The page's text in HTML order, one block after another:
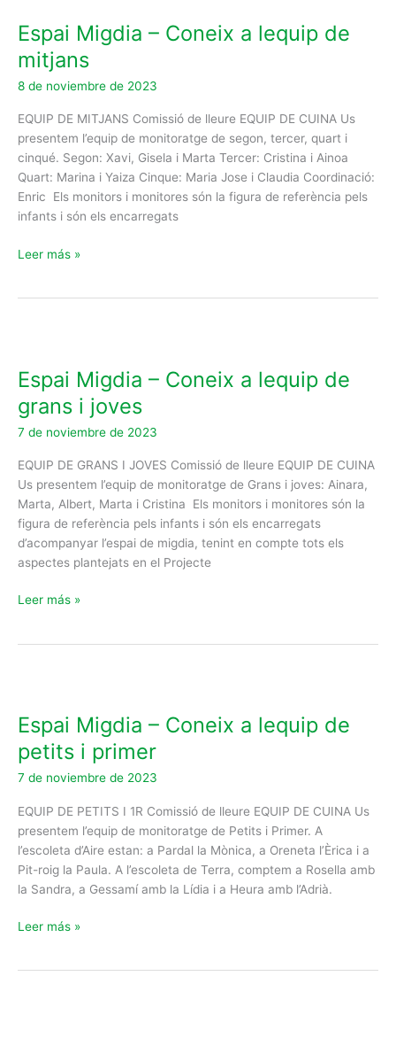
Espai Migdia – Coneix a lequip de
mitjans
8 de noviembre de 2023
EQUIP DE MITJANS Comissió de lleure EQUIP DE CUINA Us
presentem l’equip de monitoratge de segon, tercer, quart i
cinqué. Segon: Xavi, Gisela i Marta Tercer: Cristina i Ainoa
Quart: Marina i Yaiza Cinque: Maria Jose i Claudia Coordinació:
Enric Els monitors i monitores són la figura de referència pels
infants i són els encarregats
–
Coneix
a
lequip
mitjans
Leer más »
Espai Migdia – Coneix a lequip de
grans i joves
7 de noviembre de 2023
EQUIP DE GRANS I JOVES Comissió de lleure EQUIP DE CUINA
Us presentem l’equip de monitoratge de Grans i joves: Ainara,
Marta, Albert, Marta i Cristina Els monitors i monitores són la
figura de referència pels infants i són els encarregats
d’acompanyar l’espai de migdia, tenint en compte tots els
aspectes plantejats en el Projecte
–
Coneix
a
lequip
grans
joves
Leer más »
Espai Migdia – Coneix a lequip de
petits i primer
7 de noviembre de 2023
EQUIP DE PETITS I 1R Comissió de lleure EQUIP DE CUINA Us
presentem l’equip de monitoratge de Petits i Primer. A
l’escoleta d’Aire estan: a Pardal la Mònica, a Oreneta l’Èrica i a
Pit-roig la Paula. A l’escoleta de Terra, comptem a Rosella amb
la Sandra, a Gessamí amb la Lídia i a Heura amb l’Adrià.
–
Coneix
a
lequip
petits
i
primer
Leer más »